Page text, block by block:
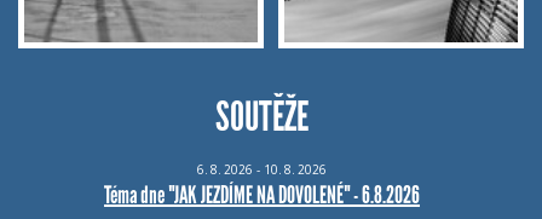
SOUTĚŽE
6. 8. 2026 - 10. 8. 2026
Téma dne "JAK JEZDÍME NA DOVOLENÉ" - 6.8.2026